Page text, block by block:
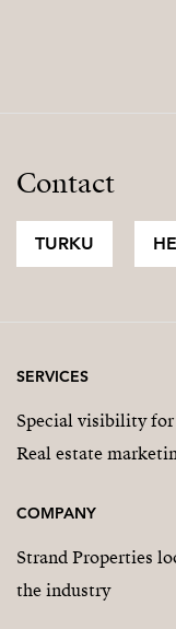
Contact
TURKU
SERVICES
Special visibility
Real estate
COMPANY
Strand Properties
the industry